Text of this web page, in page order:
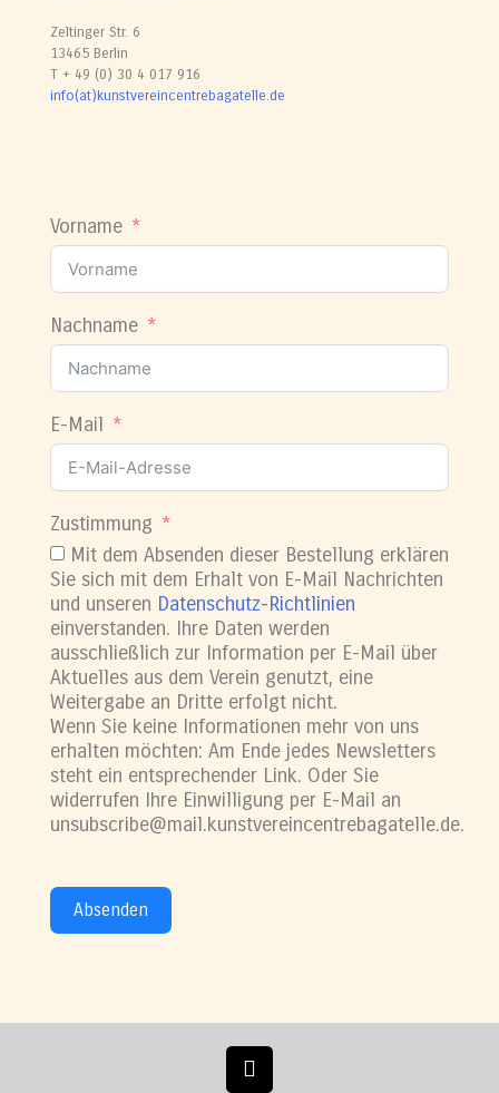
Zeltinger Str. 6
13465 Berlin
T + 49 (0) 30 4 017 916
info(at)kunstvereincentrebagatelle.de
Vorname
Nachname
E-Mail
Zustimmung
Mit dem Absenden dieser Bestellung erklären
Sie sich mit dem Erhalt von E-Mail Nachrichten
und unseren Datenschutz-Richtlinien
einverstanden. Ihre Daten werden
ausschließlich zur Information per E-Mail über
Aktuelles aus dem Verein genutzt, eine
Weitergabe an Dritte erfolgt nicht.
Wenn Sie keine Informationen mehr von uns
erhalten möchten: Am Ende jedes Newsletters
steht ein entsprechender Link. Oder Sie
widerrufen Ihre Einwilligung per E-Mail an
unsubscribe@mail.kunstvereincentrebagatelle.de.
Absenden